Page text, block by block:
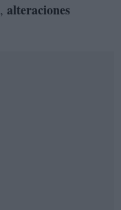
, alteraciones